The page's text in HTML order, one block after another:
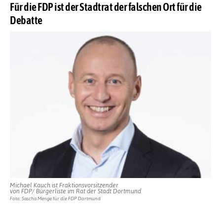
Für die FDP ist der Stadtrat der falschen Ort für die
Debatte
Michael Kauch ist Fraktionsvorsitzender
von FDP/ Bürgerliste im Rat der Stadt Dortmund
Foto: Sascha Menge für die FDP Dortmund